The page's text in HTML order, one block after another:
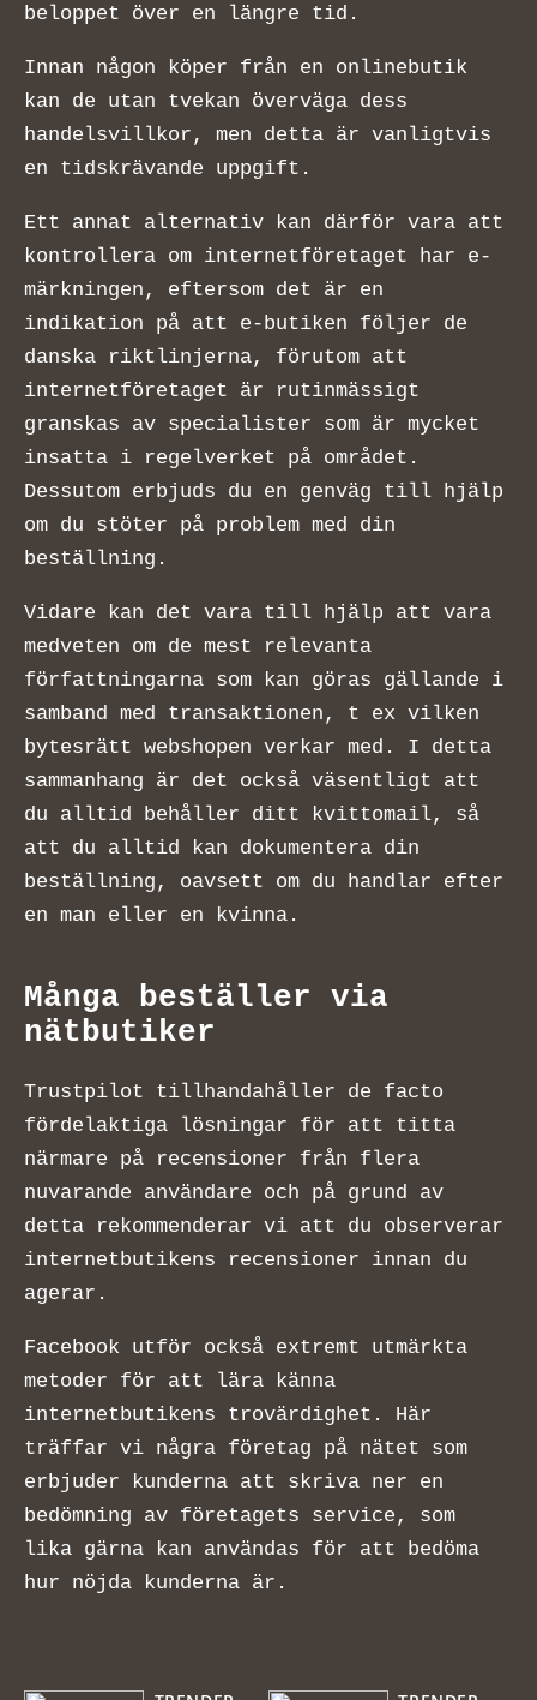
beloppet över en längre tid.
Innan någon köper från en onlinebutik
kan de utan tvekan överväga dess
handelsvillkor, men detta är vanligtvis
en tidskrävande uppgift.
Ett annat alternativ kan därför vara att
kontrollera om internetföretaget har e-
märkningen, eftersom det är en
indikation på att e-butiken följer de
danska riktlinjerna, förutom att
internetföretaget är rutinmässigt
granskas av specialister som är mycket
insatta i regelverket på området.
Dessutom erbjuds du en genväg till hjälp
om du stöter på problem med din
beställning.
Vidare kan det vara till hjälp att vara
medveten om de mest relevanta
författningarna som kan göras gällande i
samband med transaktionen, t ex vilken
bytesrätt webshopen verkar med. I detta
sammanhang är det också väsentligt att
du alltid behåller ditt kvittomail, så
att du alltid kan dokumentera din
beställning, oavsett om du handlar efter
en man eller en kvinna.
Många beställer via
nätbutiker
Trustpilot tillhandahåller de facto
fördelaktiga lösningar för att titta
närmare på recensioner från flera
nuvarande användare och på grund av
detta rekommenderar vi att du observerar
internetbutikens recensioner innan du
agerar.
Facebook utför också extremt utmärkta
metoder för att lära känna
internetbutikens trovärdighet. Här
träffar vi några företag på nätet som
erbjuder kunderna att skriva ner en
bedömning av företagets service, som
lika gärna kan användas för att bedöma
hur nöjda kunderna är.